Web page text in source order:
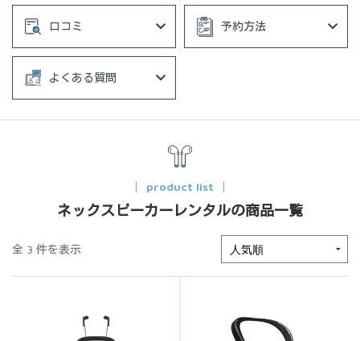
口コミ 予約方法
よくある質問
product list
ネックスピーカーレンタルの商品一覧
全 3 件を表示